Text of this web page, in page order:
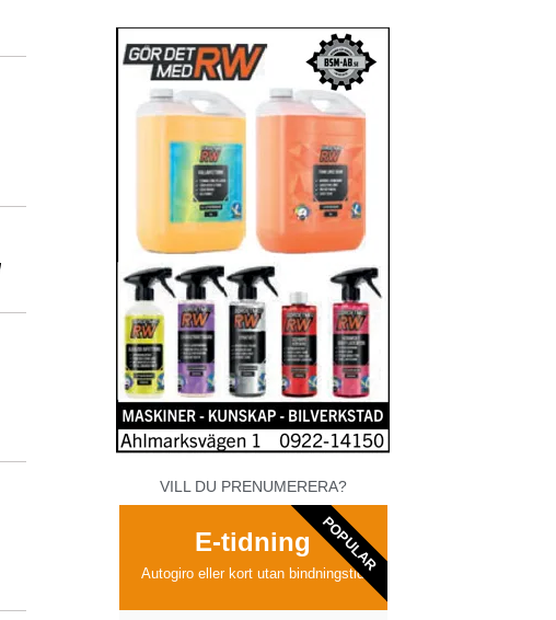
VILL DU PRENUMERERA?
E-tidning
Autogiro eller kort utan bindningstid
POPULAR